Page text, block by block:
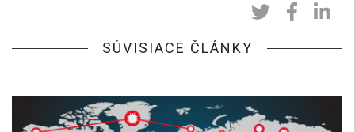
SÚVISIACE ČLÁNKY